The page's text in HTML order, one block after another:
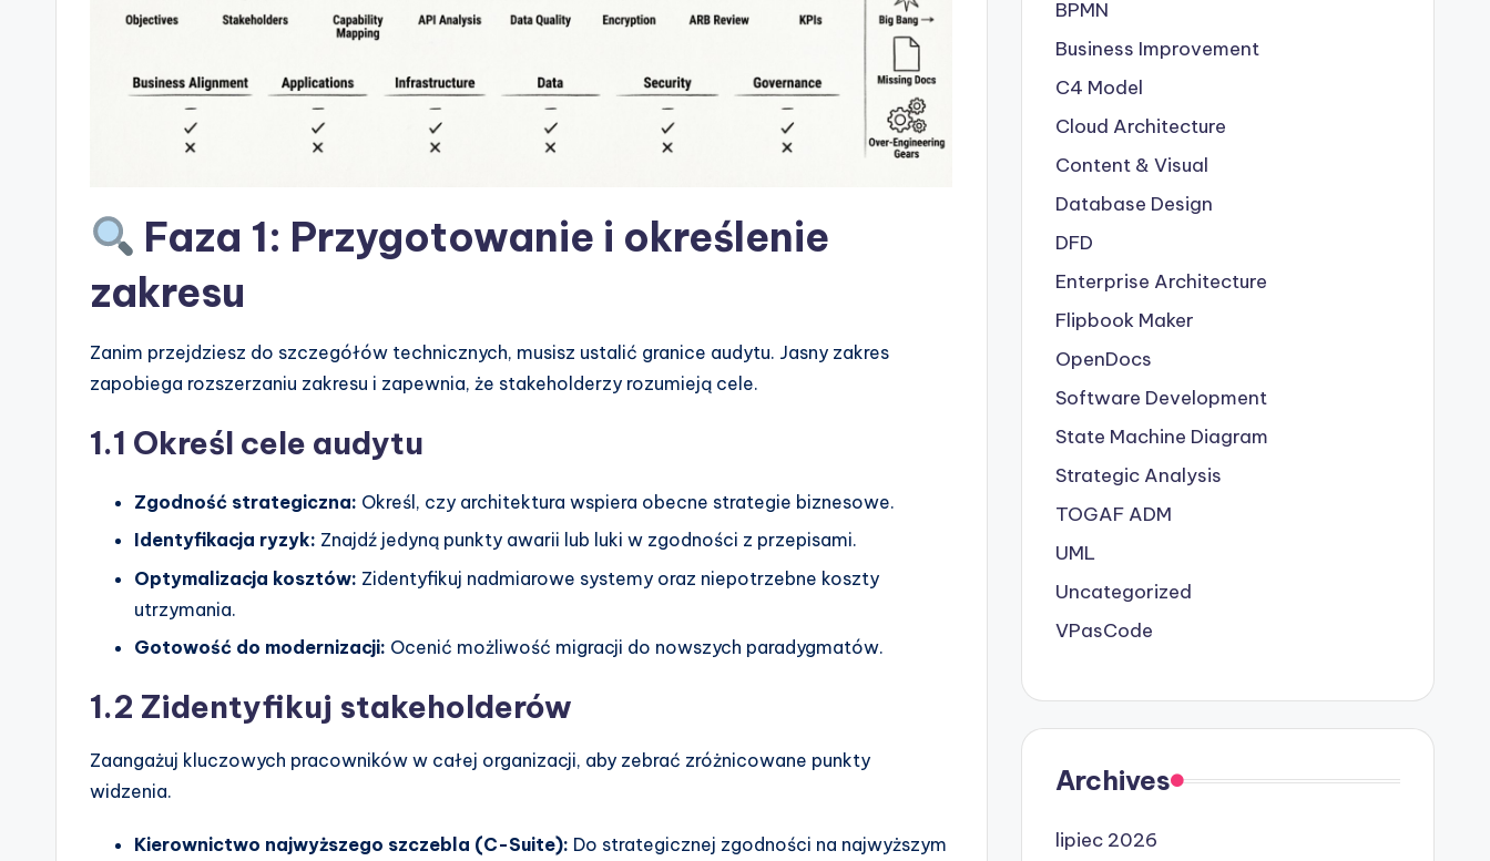
Faza 1: Przygotowanie i określenie
zakresu
Zanim przejdziesz do szczegółów technicznych, musisz ustalić granice audytu. Jasny zakres
zapobiega rozszerzaniu zakresu i zapewnia, że stakeholderzy rozumieją cele.
1.1 Określ cele audytu
Zgodność strategiczna: Określ, czy architektura wspiera obecne strategie biznesowe.
Identyfikacja ryzyk: Znajdź jedyną punkty awarii lub luki w zgodności z przepisami.
Optymalizacja kosztów: Zidentyfikuj nadmiarowe systemy oraz niepotrzebne koszty
utrzymania.
Gotowość do modernizacji: Ocenić możliwość migracji do nowszych paradygmatów.
1.2 Zidentyfikuj stakeholderów
Zaangażuj kluczowych pracowników w całej organizacji, aby zebrać zróżnicowane punkty
widzenia.
Kierownictwo najwyższego szczebla (C-Suite): Do strategicznej zgodności na najwyższym
BPMN
Business Improvement
C4 Model
Cloud Architecture
Content & Visual
Database Design
DFD
Enterprise Architecture
Flipbook Maker
OpenDocs
Software Development
State Machine Diagram
Strategic Analysis
TOGAF ADM
UML
Uncategorized
VPasCode
Archives
lipiec 2026